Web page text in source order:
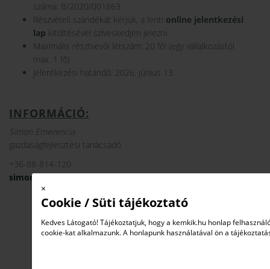
×
Cookie / Süti tájékoztató
Kedves Látogató! Tájékoztatjuk, hogy a kemkik.hu honlap
cookie-kat alkalmazunk. A honlapunk használatával ön a
száma: B/2020/001863
Részvételi szándékát kérjük, a lenti online jelentkezési
lap kitöltésével szíveskedjen jelezni.
Maximális résztvevői létszám: 20 fő! (egy vállalkozástól
max. 1 fő)
Jelentkezési határidő: 2026. június 13.
INFORMÁCIÓ:
Simon Emerencia
gazdaságfejlesztési tanácsadó
+36-88-814-120
simon.emerencia@veszpremikamara.hu